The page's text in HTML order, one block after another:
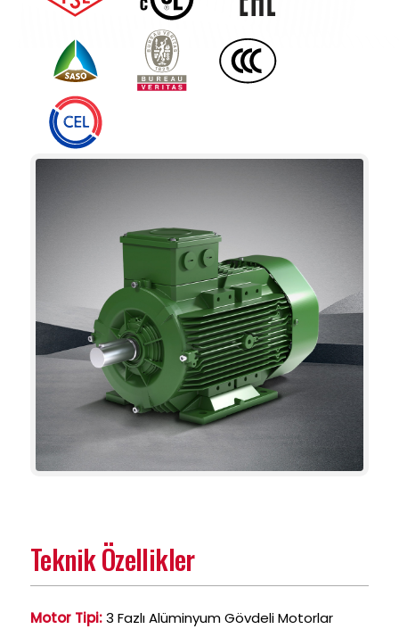
Teknik Özellikler
Motor Tipi:3 Fazlı Alüminyum Gövdeli Motorlar